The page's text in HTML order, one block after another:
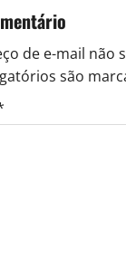
de e-mail não
são